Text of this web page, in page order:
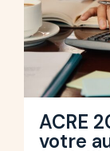
ACRE
votre